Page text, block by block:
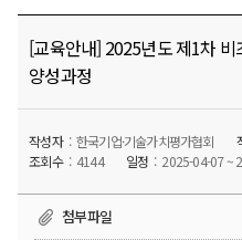
[교육안내] 2025년도 제1차
양성과정
작성자 한국기업·기술가치평가협회
조회수
4144 일정 2025-04-07 ~
첨부파일